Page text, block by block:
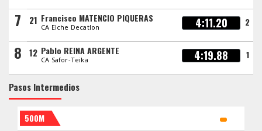
7 21 Francisco MATENCIO PIQUERAS
CA Elche Decatlon 4:11.20 2
8 12 Pablo REINA ARGENTE
CA Safor-Teika 4:19.88 1
Pasos Intermedios
500M